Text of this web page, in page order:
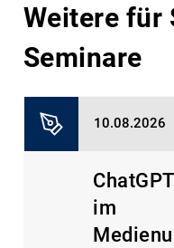
Weitere für
Seminare
10.08.2026
ChatGPT
im